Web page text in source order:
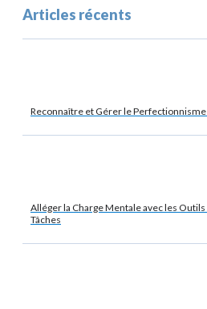
Articles récents
Reconnaître et Gérer le Perfectionnisme
Alléger la Charge Mentale avec les
Tâches